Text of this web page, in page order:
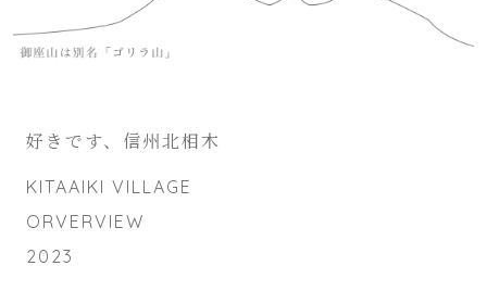
好きです、信州北相木
KITAAIKI VILLAGE
ORVERVIEW
2023